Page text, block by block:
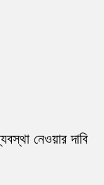
নেওয়ার দাবি